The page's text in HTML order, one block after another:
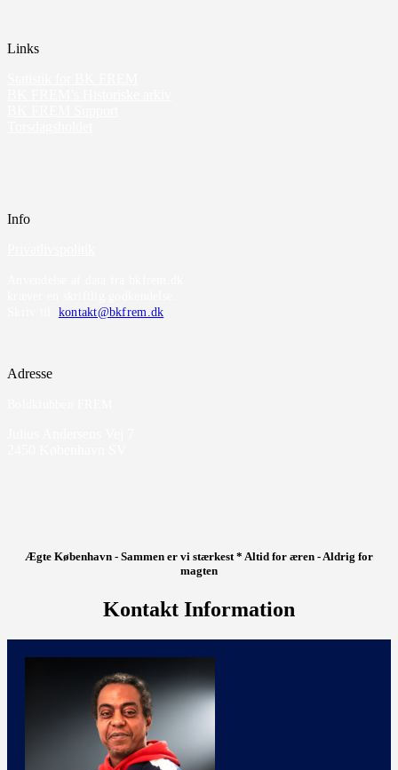
Links
Info
kontakt@bkfrem.dk
Adresse
Ægte København - Sammen er vi stærkest * Altid for æren - Aldrig for
magten
Kontakt Information